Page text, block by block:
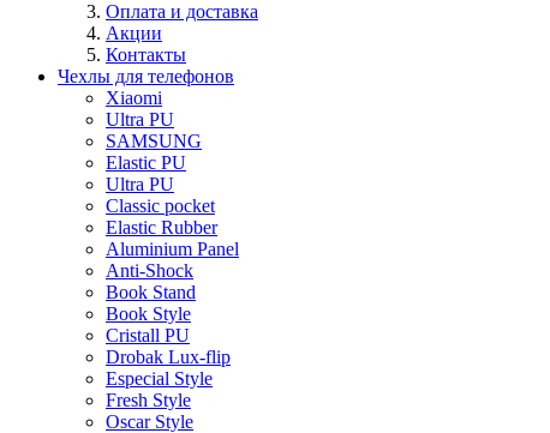
Оплата и доставка
Акции
Контакты
Чехлы для телефонов
Xiaomi
Ultra PU
SAMSUNG
Elastic PU
Ultra PU
Classic pocket
Elastic Rubber
Aluminium Panel
Anti-Shock
Book Stand
Book Style
Cristall PU
Drobak Lux-flip
Especial Style
Fresh Style
Oscar Style